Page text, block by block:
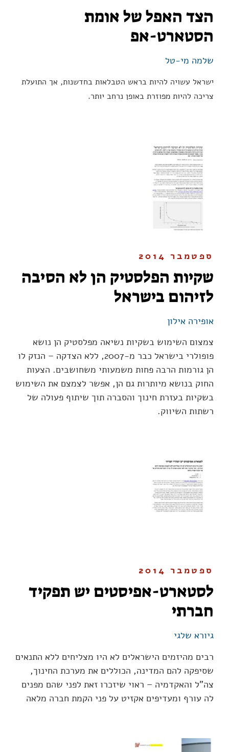
הצד האפל של אומת
הסטארט-אפ
שלמה מי-טל
ישראל עשויה להיות בראש הטבלאות בחדשנות, אך התועלת
צריכה להיות מפוזרת באופן נרחב יותר.
ספטמבר 2014
שקיות הפלסטיק הן לא הסיבה
לזיהום בישראל
אופירה אילון
צמצום השימוש בשקיות נשיאה מפלסטיק הן נושא
פופולרי בישראל כבר מ-2007, ללא הצדקה – הנזק לו
הן גורמות הרבה פחות משמעותי משחושבים. הצעות
החוק בנושא מיותרות גם הן, אפשר לצמצם את השימוש
בשקיות בעזרת חינוך והסברה תוך שיתוף פעולה של
רשתות השיווק.
ספטמבר 2014
לסטארט-אפיסטים יש תפקיד
חברתי
גיורא שלגי
רבים מהיזמים הישראלים לא היו מצליחים ללא התנאים
שסיפקה להם המדינה, הכוללים את מערכת החינוך,
צה"ל והאקדמיה – ראוי שיזכרו זאת לפני שהם מפנים
לה עורף ומעדיפים אקזיט על פני הקמת חברה מלאה